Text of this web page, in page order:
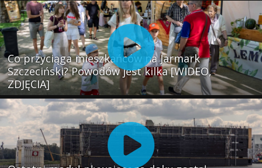
Co przyciąga mieszkańców na Jarmark
Szczeciński? Powodów jest kilka [WIDEO,
ZDJĘCIA]